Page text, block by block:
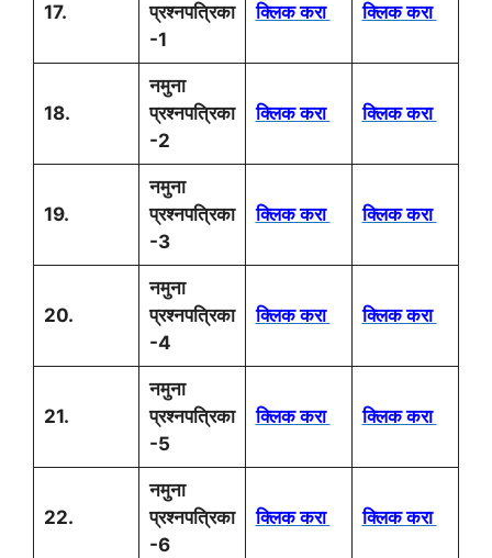
17.
प्रश्नपत्रिका
-1
क्लिक करा क्लिक करा
18.
नमुना
प्रश्नपत्रिका
-2
क्लिक करा क्लिक करा
19.
नमुना
प्रश्नपत्रिका
-3
क्लिक करा क्लिक करा
20.
नमुना
प्रश्नपत्रिका
-4
क्लिक करा क्लिक करा
21.
नमुना
प्रश्नपत्रिका
-5
क्लिक करा क्लिक करा
22.
नमुना
प्रश्नपत्रिका
-6
क्लिक करा क्लिक करा